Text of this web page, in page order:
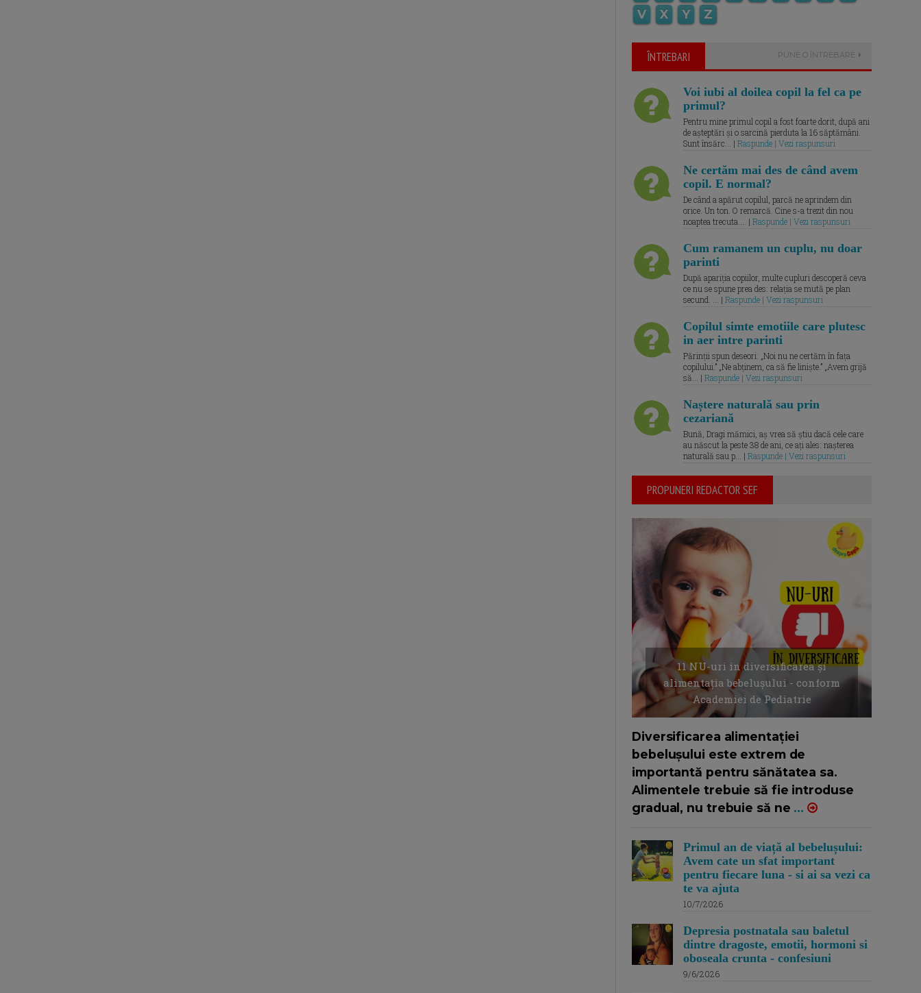
V
X Y Z
ÎNTREBARI PUNE O ÎNTREBARE
Voi iubi al doilea copil la fel ca pe
primul?
Pentru mine primul copil a fost foarte dorit, după ani
de așteptări și o sarcină pierduta la 16 săptămâni.
Sunt însărc... | Raspunde | Vezi raspunsuri
Ne certăm mai des de când avem
copil. E normal?
De când a apărut copilul, parcă ne aprindem din
orice. Un ton. O remarcă. Cine s-a trezit din nou
noaptea trecuta.... | Raspunde | Vezi raspunsuri
Cum ramanem un cuplu, nu doar
parinti
După apariția copiilor, multe cupluri descoperă ceva
ce nu se spune prea des: relația se mută pe plan
secund. ... | Raspunde | Vezi raspunsuri
Copilul simte emotiile care plutesc
in aer intre parinti
Părinții spun deseori: „Noi nu ne certăm în fața
copilului.” „Ne abținem, ca să fie liniște.” „Avem grijă
să... | Raspunde | Vezi raspunsuri
Naștere naturală sau prin
cezariană
Bună, Dragi mămici, aș vrea să știu dacă cele care
au născut la peste 38 de ani, ce ați ales: nașterea
naturală sau p... | Raspunde | Vezi raspunsuri
PROPUNERI REDACTOR SEF
11 NU-uri in diversificarea și
alimentația bebelușului - conform
Academiei de Pediatrie
Diversificarea alimentației
bebelușului este extrem de
importantă pentru sănătatea sa.
Alimentele trebuie să fie introduse
gradual, nu trebuie să ne ...
Primul an de viață al bebelușului:
Avem cate un sfat important
pentru fiecare luna - si ai sa vezi ca
te va ajuta
10/7/2026
Depresia postnatala sau baletul
dintre dragoste, emotii, hormoni si
oboseala crunta - confesiuni
9/6/2026